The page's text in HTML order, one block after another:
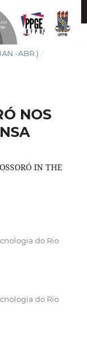
ABR.) /
NOS
IN THE
do Rio
do Rio